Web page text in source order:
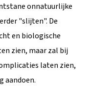
onnatuurlijke
"slijten". De
en biologische
zien, maar zal bij
laten zien,
aandoen.